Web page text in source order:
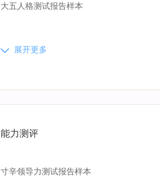
大五人格测试报告样本
展开更多
能力测评
寸辛领导力测试报告样本